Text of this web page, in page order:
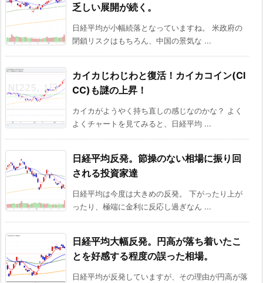
乏しい展開が続く。
日経平均が小幅続落となっていますね。 米政府の
閉鎖リスクはもちろん、中国の景気な ...
カイカじわじわと復活！カイカコイン(CI
CC)も謎の上昇！
カイカがようやく持ち直しの感じなのかな？ よく
よくチャートを見てみると、日経平均 ...
日経平均反発。節操のない相場に振り回
される投資家達
日経平均は今度は大きめの反発。 下がったり上が
ったり、極端に金利に反応し過ぎなん ...
日経平均大幅反発。円高が落ち着いたこ
とを好感する程度の誤った相場。
日経平均が反発していますが、その理由が円高が落